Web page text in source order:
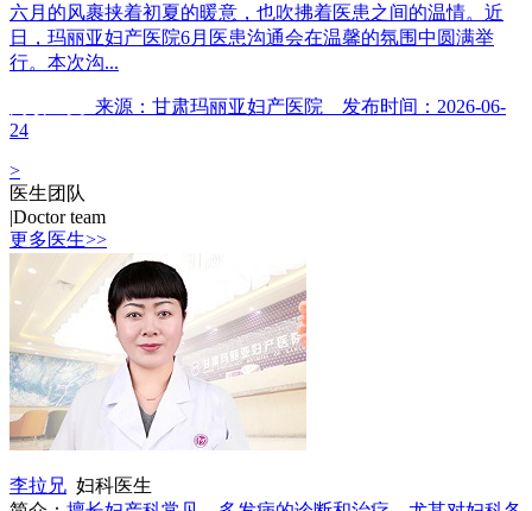
六月的风裹挟着初夏的暖意，也吹拂着医患之间的温情。近
日，玛丽亚妇产医院6月医患沟通会在温馨的氛围中圆满举
行。本次沟...
来源：甘肃玛丽亚妇产医院 发布时间：2026-06-
24
>
医生团队
|Doctor team
更多医生>>
李拉兄 妇科医生